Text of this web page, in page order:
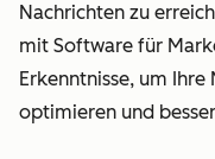
Nachrichten zu
mit Software für
Erkenntnisse, um
optimieren und